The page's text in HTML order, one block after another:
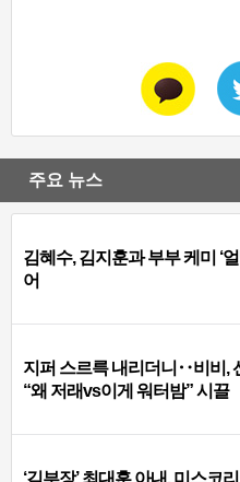
주요 뉴스
김혜수, 김지훈과 부부 케미 ‘
어
지퍼 스르륵 내리더니‥비비,
“왜 저래vs이게 워터밤” 시끌
‘김부장’ 최대훈 아내, 미스코